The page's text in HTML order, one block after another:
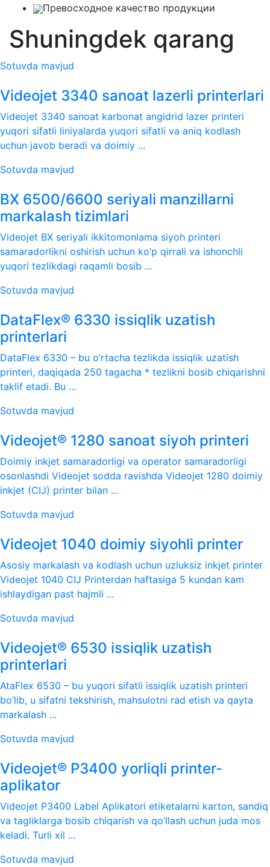
Превосходное качество продукции
Shuningdek qarang
Sotuvda mavjud
Videojet 3340 sanoat lazerli printerlari
Videojet 3340 sanoat karbonat angidrid lazer printeri
yuqori sifatli liniyalarda yuqori sifatli va aniq kodlash
uchun javob beradi va doimiy ...
Sotuvda mavjud
BX 6500/6600 seriyali manzillarni
markalash tizimlari
Videojet BX seriyali ikkitomonlama siyoh printeri
samaradorlikni oshirish uchun ko’p qirrali va ishonchli
yuqori tezlikdagi raqamli bosib ...
Sotuvda mavjud
DataFlex® 6330 issiqlik uzatish
printerlari
DataFlex 6330 – bu o’rtacha tezlikda issiqlik uzatish
printeri, daqiqada 250 tagacha * tezlikni bosib chiqarishni
taklif etadi. Bu ...
Sotuvda mavjud
Videojet® 1280 sanoat siyoh printeri
Doimiy inkjet samaradorligi va operator samaradorligi
osonlashdi Videojet sodda ravishda Videojet 1280 doimiy
inkjet (CIJ) printer bilan ...
Sotuvda mavjud
Videojet 1040 doimiy siyohli printer
Asosiy markalash va kodlash uchun uzluksiz inkjet printer
Videojet 1040 CIJ Printerdan haftasiga 5 kundan kam
ishlaydigan past hajmli ...
Sotuvda mavjud
Videojet® 6530 issiqlik uzatish
printerlari
AtaFlex 6530 – bu yuqori sifatli issiqlik uzatish printeri
bo’lib, u sifatni tekshirish, mahsulotni rad etish va qayta
markalash ...
Sotuvda mavjud
Videojet® P3400 yorliqli printer-
aplikator
Videojet P3400 Label Aplikatori etiketalarni karton, sandiq
va tagliklarga bosib chiqarish va qo’llash uchun juda mos
keladi. Turli xil ...
Sotuvda mavjud